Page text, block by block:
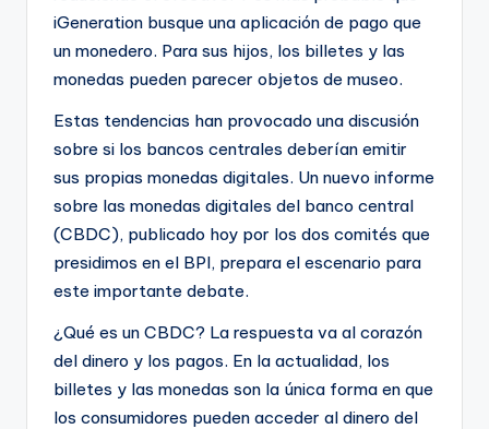
iGeneration busque una aplicación de pago que
un monedero. Para sus hijos, los billetes y las
monedas pueden parecer objetos de museo.
Estas tendencias han provocado una discusión
sobre si los bancos centrales deberían emitir
sus propias monedas digitales. Un nuevo informe
sobre las monedas digitales del banco central
(CBDC), publicado hoy por los dos comités que
presidimos en el BPI, prepara el escenario para
este importante debate.
¿Qué es un CBDC? La respuesta va al corazón
del dinero y los pagos. En la actualidad, los
billetes y las monedas son la única forma en que
los consumidores pueden acceder al dinero del